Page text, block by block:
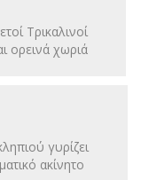
Τρικαλινοί
ορεινά χωριά
γυρίζει
ακίνητο